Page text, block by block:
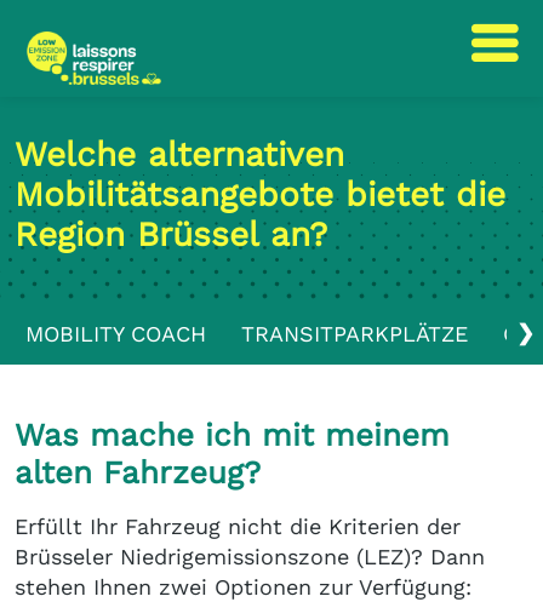
Welche alternativen
Mobilitätsangebote bietet die
Region Brüssel an?
❯
MOBILITY COACH TRANSITPARKPLÄTZE
Was mache ich mit meinem
alten Fahrzeug?
Erfüllt Ihr Fahrzeug nicht die Kriterien der
Brüsseler Niedrigemissionszone (LEZ)? Dann
stehen Ihnen zwei Optionen zur Verfügung: